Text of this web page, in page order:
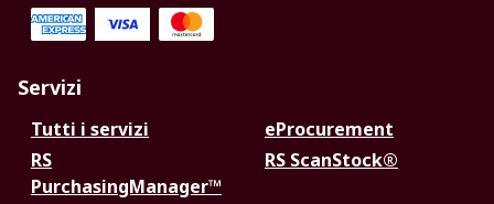
Servizi
Tutti i servizi
eProcurement
RS
PurchasingManager™
RS ScanStock®